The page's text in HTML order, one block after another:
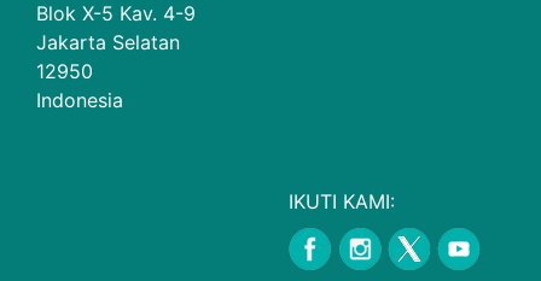
Blok X-5 Kav. 4-9
Jakarta Selatan
12950
Indonesia
IKUTI KAMI: